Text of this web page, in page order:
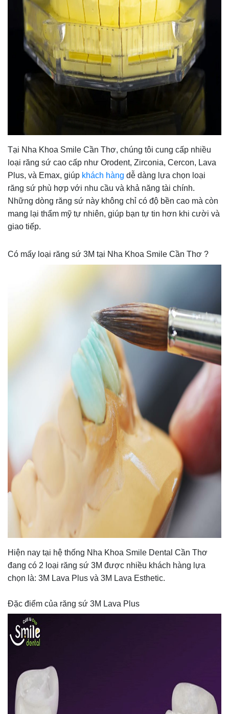
Tại Nha Khoa Smile Cần Thơ, chúng tôi cung cấp nhiều
loại răng sứ cao cấp như Orodent, Zirconia, Cercon, Lava
Plus, và Emax, giúp khách hàng dễ dàng lựa chọn loại
răng sứ phù hợp với nhu cầu và khả năng tài chính.
Những dòng răng sứ này không chỉ có độ bền cao mà còn
mang lại thẩm mỹ tự nhiên, giúp bạn tự tin hơn khi cười và
giao tiếp.
Có mấy loại răng sứ 3M tại Nha Khoa Smile Cần Thơ ?
Hiện nay tại hệ thống Nha Khoa Smile Dental Cần Thơ
đang có 2 loại răng sứ 3M được nhiều khách hàng lựa
chọn là: 3M Lava Plus và 3M Lava Esthetic.
Đặc điểm của răng sứ 3M Lava Plus